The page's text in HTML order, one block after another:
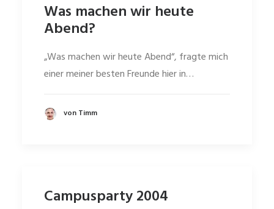
Was machen wir heute
Abend?
„Was machen wir heute Abend“, fragte mich
einer meiner besten Freunde hier in…
von Timm
Campusparty 2004